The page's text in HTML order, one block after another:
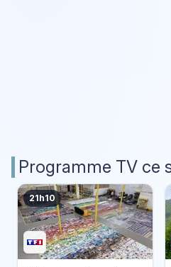
Programme TV ce
21h10